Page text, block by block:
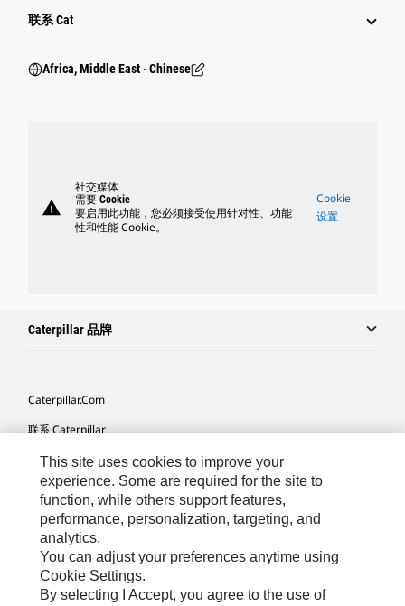
行业
联系 Cat
Africa, Middle East ‧ Chinese
warning
社交媒体
需要 Cookie
要启用此功能，您必须接受使用针对性、功能
性和性能 Cookie。
Cookie
设置
Caterpillar 品牌
Caterpillar.com
联系 Caterpillar
我的营销首选项
站点地图
Cookie Settings
法律
隐私
This site uses cookies to improve your
experience. Some are required for the site to
function, while others support features,
performance, personalization, targeting, and
analytics.
You can adjust your preferences anytime using
Cookie Settings.
By selecting I Accept, you agree to the use of